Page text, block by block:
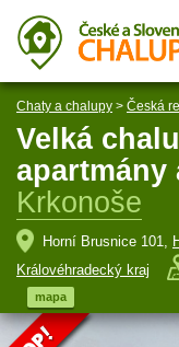
Chaty a chalupy > Česká
Velká
apartmány
Krkonoše
Horní Brusnice 101,
Královéhradecký kraj
mapa